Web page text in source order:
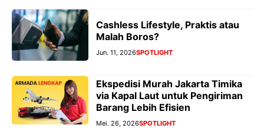
Cashless Lifestyle, Praktis atau
Malah Boros?
Jun. 11, 2026SPOTLIGHT
Ekspedisi Murah Jakarta Timika
via Kapal Laut untuk Pengiriman
Barang Lebih Efisien
Mei. 26, 2026SPOTLIGHT